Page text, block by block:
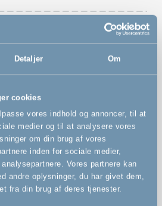
Detaljer Om
cookies
vores indhold og annoncer, til at
medier og til at analysere vores
om din brug af vores
inden for sociale medier,
Vores partnere kan
andre oplysninger, du har givet dem,
fra din brug af deres tjenester.
én hånd
Reduce A Gate (Købes separat)